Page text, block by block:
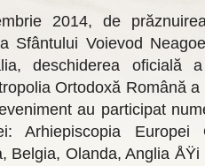
2014, de
Sfântului Voievod
deschiderea oficială
Ortodoxă Ro­mână
au participat
Arhiepiscopia
Belgia, Olanda, Anglia